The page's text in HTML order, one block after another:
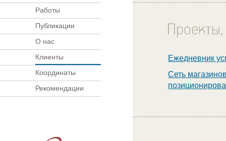
Работы
Публикации
О нас
Клиенты
Координаты
Рекомендации
Ежедневник
Сеть